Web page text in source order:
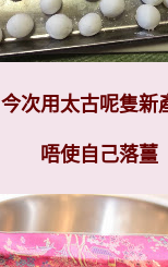
今次用太古呢隻新
唔使自己落薑